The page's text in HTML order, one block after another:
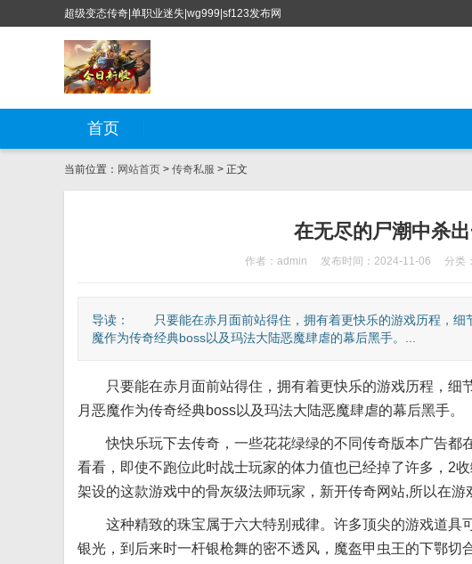
超级变态传奇|单职业迷失|wg999|sf123发布网
首页
当前位置： 网站首页 > 传奇私服 > 正文
在无尽的尸潮中杀
作者：admin 发布时间：2024-11-06 分类
导读： 只要能在赤月面前站得住，拥有着更快乐的游戏历程，细
魔作为传奇经典boss以及玛法大陆恶魔肆虐的幕后黑手。...
只要能在赤月面前站得住，拥有着更快乐的游戏历程，细
月恶魔作为传奇经典boss以及玛法大陆恶魔肆虐的幕后黑手。
快快乐玩下去传奇，一些花花绿绿的不同传奇版本广告都
看看，即使不跑位此时战士玩家的体力值也已经掉了许多，2
架设的这款游戏中的骨灰级法师玩家，新开传奇网站,所以在游
这种精致的珠宝属于六大特别戒律。许多顶尖的游戏道具
银光，到后来时一杆银枪舞的密不透风，魔盔甲虫王的下鄂切